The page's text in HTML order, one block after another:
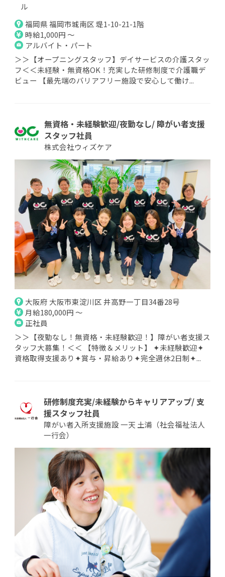
ル
福岡県 福岡市城南区 堤1-10-21-1階
時給1,000円 ～
アルバイト・パート
＞＞【オープニングスタッフ】デイサービスの介護スタッ
フ＜＜未経験・無資格OK！充実した研修制度で介護職デ
ビュー 【最先端のバリアフリー施設で安心して働け...
無資格・未経験歓迎/夜勤なし/ 障がい者支援
スタッフ社員
株式会社ウィズケア
大阪府 大阪市東淀川区 井高野一丁目34番28号
月給180,000円 ～
正社員
＞＞【夜勤なし！無資格・未経験歓迎！】障がい者支援ス
タッフ大募集！＜＜ 【特徴＆メリット】 ✦未経験歓迎✦
資格取得支援あり✦賞与・昇給あり✦完全週休2日制✦...
研修制度充実/未経験からキャリアアップ/ 支
援スタッフ社員
障がい者入所支援施設 一天 土浦（社会福祉法人
一行会）